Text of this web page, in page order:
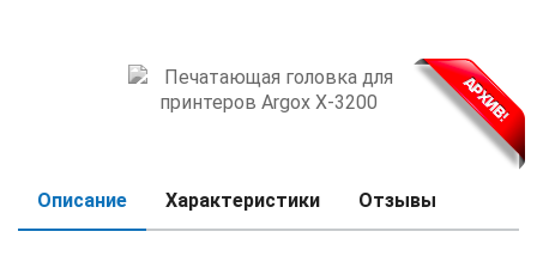
Описание Характеристики Отзывы